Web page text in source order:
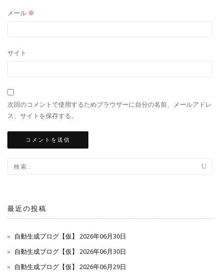
メール ※
サイト
次回のコメントで使用するためブラウザーに自分の名前、メールアドレ
ス、サイトを保存する。
最近の投稿
自動生成ブログ【仮】 2026年06月30日
自動生成ブログ【仮】 2026年06月30日
自動生成ブログ【仮】 2026年06月29日